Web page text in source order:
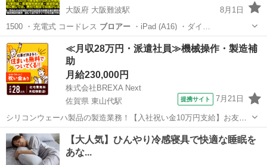
大阪府 大阪難波駅
8月1日
1500 ・充電式 コードレス ブロアー・iPad (A16) ・ダイ…
大阪 大阪市 大阪難波駅 アンプ ROLAND
≪月収28万円・派遣社員≫機械操作・製造補
助
月給230,000円
株式会社BREXA Next
佐賀県 東山代駅
提携サイト 7月21日
シリコンウェーハ製品の製造業務！【入社祝い金10万円支給】お友達
やカップルとの応募OK◎年間休日129日＆休出なしでプライベート充
実♪業務はクリーンルームで快適作業◎自社正社員登用制度あり★1食
300円～の格安食堂あり！《佐...
佐賀 伊万里市 東山代駅 その他